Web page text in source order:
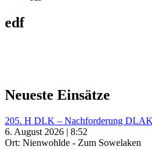
edf
Neueste Einsätze
205. H DLK – Nachforderung DLAK
6. August 2026 | 8:52
Ort: Nienwohlde - Zum Sowelaken